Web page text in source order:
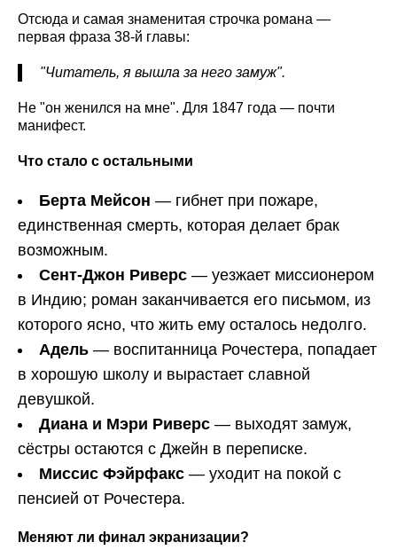
Отсюда и самая знаменитая строчка романа —
первая фраза 38-й главы:
"Читатель, я вышла за него замуж".
Не "он женился на мне". Для 1847 года — почти
манифест.
Что стало с остальными
Берта Мейсон — гибнет при пожаре,
единственная смерть, которая делает брак
возможным.
Сент-Джон Риверс — уезжает миссионером
в Индию; роман заканчивается его письмом, из
которого ясно, что жить ему осталось недолго.
Адель — воспитанница Рочестера, попадает
в хорошую школу и вырастает славной
девушкой.
Диана и Мэри Риверс — выходят замуж,
сёстры остаются с Джейн в переписке.
Миссис Фэйрфакс — уходит на покой с
пенсией от Рочестера.
Меняют ли финал экранизации?